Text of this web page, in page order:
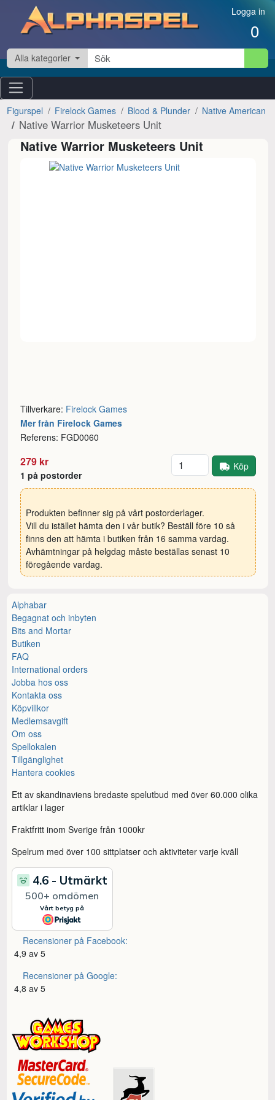
Hoppa till innehåll Logga in
0
Alla kategorier
Figurspel Firelock Games Blood & Plunder Native American
Native Warrior Musketeers Unit
Native Warrior Musketeers Unit
Tillverkare: Firelock Games
Mer från Firelock Games
Referens: FGD0060
279 kr
1 på postorder
Antal Köp
Produkten befinner sig på vårt postorderlager.
Vill du istället hämta den i vår butik? Beställ före 10 så
finns den att hämta i butiken från 16 samma vardag.
Avhämtningar på helgdag måste beställas senast 10
föregående vardag.
Alphabar
Begagnat och inbyten
Bits and Mortar
Butiken
FAQ
International orders
Jobba hos oss
Kontakta oss
Köpvillkor
Medlemsavgift
Om oss
Spellokalen
Tillgänglighet
Hantera cookies
Ett av skandinaviens bredaste spelutbud med över 60.000 olika
artiklar i lager
Fraktfritt inom Sverige från 1000kr
Spelrum med över 100 sittplatser och aktiviteter varje kväll
Recensioner på Facebook:
4,9 av 5
Recensioner på Google:
4,8 av 5